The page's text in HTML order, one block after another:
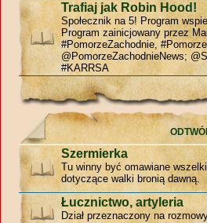
Trafiaj jak Robin Hood!
Społecznik na 5! Program
Program zainicjowany przez
#PomorzeZachodnie,
@PomorzeZachodnieNews;
#KARRSA
Szermierka
Tu winny być omawiane
dotyczące walki bronią dawną.
Łucznictwo, artyleria
Dział przeznaczony na